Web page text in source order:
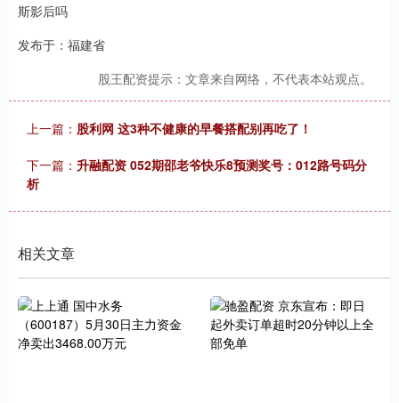
斯影后吗
发布于：福建省
股王配资提示：文章来自网络，不代表本站观点。
上一篇： 股利网 这3种不健康的早餐搭配别再吃了！
下一篇： 升融配资 052期邵老爷快乐8预测奖号：012路号码分
析
相关文章